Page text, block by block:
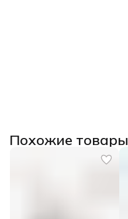
Похожие товары